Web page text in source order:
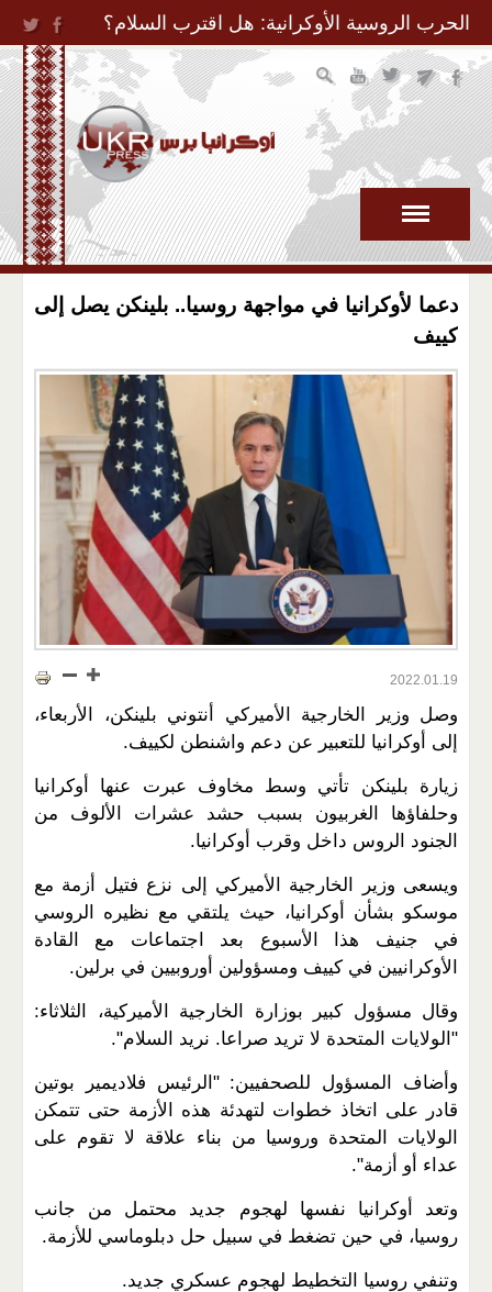
Jump to Navigation
الحرب الروسية الأوكرانية: هل اقترب السلام؟
دعما لأوكرانيا في مواجهة روسيا.. بلينكن يصل إلى
كييف
2022.01.19
وصل وزير الخارجية الأميركي أنتوني بلينكن، الأربعاء،
إلى أوكرانيا للتعبير عن دعم واشنطن لكييف.
زيارة بلينكن تأتي وسط مخاوف عبرت عنها أوكرانيا
وحلفاؤها الغربيون بسبب حشد عشرات الألوف من
الجنود الروس داخل وقرب أوكرانيا.
ويسعى وزير الخارجية الأميركي إلى نزع فتيل أزمة مع
موسكو بشأن أوكرانيا، حيث يلتقي مع نظيره الروسي
في جنيف هذا الأسبوع بعد اجتماعات مع القادة
الأوكرانيين في كييف ومسؤولين أوروبيين في برلين.
وقال مسؤول كبير بوزارة الخارجية الأميركية، الثلاثاء:
"الولايات المتحدة لا تريد صراعا. نريد السلام".
وأضاف المسؤول للصحفيين: "الرئيس فلاديمير بوتين
قادر على اتخاذ خطوات لتهدئة هذه الأزمة حتى تتمكن
الولايات المتحدة وروسيا من بناء علاقة لا تقوم على
عداء أو أزمة".
وتعد أوكرانيا نفسها لهجوم جديد محتمل من جانب
روسيا، في حين تضغط في سبيل حل دبلوماسي للأزمة.
وتنفي روسيا التخطيط لهجوم عسكري جديد.